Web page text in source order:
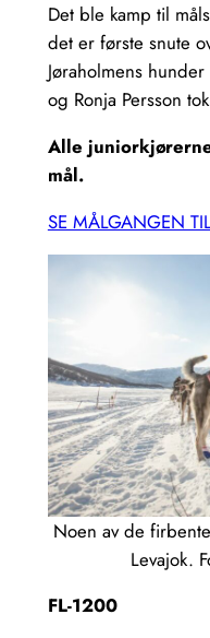
Det ble kamp til
det er første snute
Jøraholmens
og Ronja Persson
Alle
mål.
SE MÅLGANGEN
Noen av de
Levajok.
FL-1200